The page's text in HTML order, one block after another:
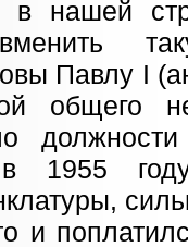
в нашей
Павлу I
общего
1955
и